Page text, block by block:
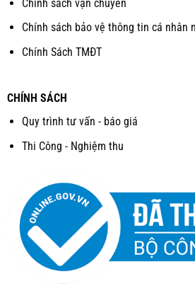
Chính sách vận chuyển
Chính sách bảo vệ thông tin cá nhân
Chính Sách TMĐT
CHÍNH SÁCH
Quy trình tư vấn - báo giá
Thi Công - Nghiệm thu